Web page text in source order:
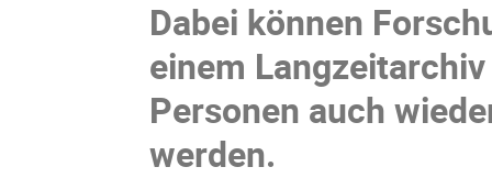
Dabei können
einem
Personen auch
werden.